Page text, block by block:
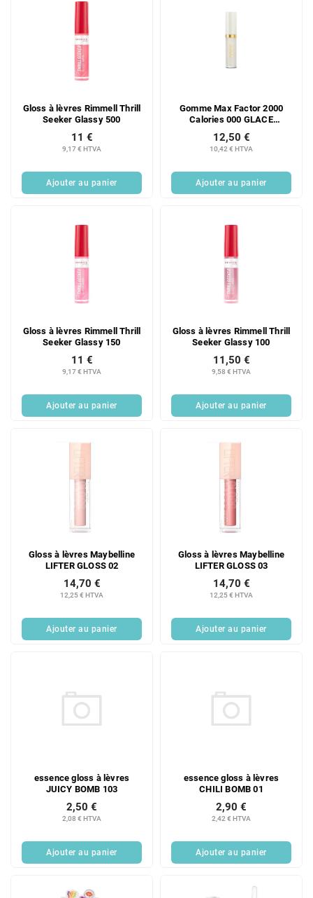
Gloss à lèvres Rimmell Thrill
Seeker Glassy 500
9,17 € HTVA
11 €
Ajouter au panier
Gomme Max Factor 2000
Calories 000 GLACE
10,42 € HTVA
12,50 €
Ajouter au panier
Gloss à lèvres Rimmell Thrill
Seeker Glassy 150
9,17 € HTVA
11 €
Ajouter au panier
Gloss à lèvres Rimmell Thrill
Seeker Glassy 100
9,58 € HTVA
11,50 €
Ajouter au panier
Gloss à lèvres Maybelline
LIFTER GLOSS 02
12,25 € HTVA
14,70 €
Ajouter au panier
Gloss à lèvres Maybelline
LIFTER GLOSS 03
12,25 € HTVA
14,70 €
Ajouter au panier
essence gloss à lèvres
JUICY BOMB 103
2,08 € HTVA
2,50 €
Ajouter au panier
essence gloss à lèvres
CHILI BOMB 01
2,42 € HTVA
2,90 €
Ajouter au panier